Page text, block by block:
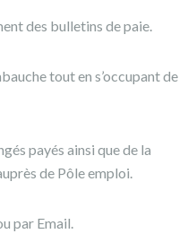
des bulletins de paie.
tout en s’occupant de
payés ainsi que de la
de Pôle emploi.
par Email.